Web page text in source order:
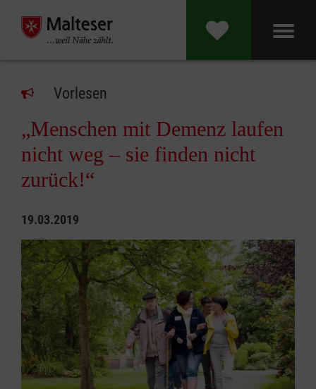
Vorlesen
„Menschen mit Demenz laufen
nicht weg – sie finden nicht
zurück!“
19.03.2019